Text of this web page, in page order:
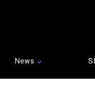
News ∨